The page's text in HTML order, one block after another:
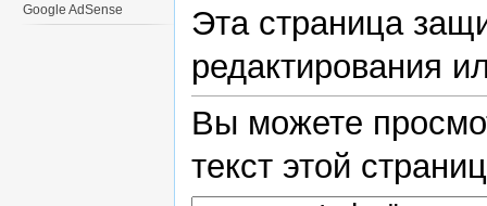
Эта страница
редактирования
Вы можете
текст этой
Google AdSense